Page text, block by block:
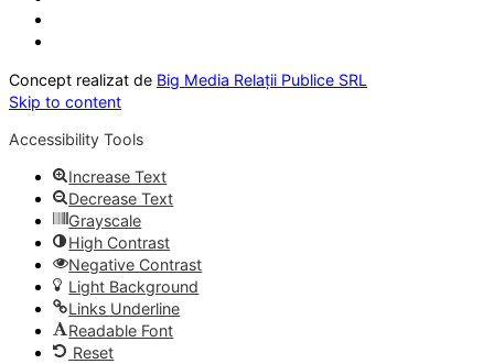
Concept realizat de Big Media Relații Publice SRL
Skip to content
Accessibility Tools
Increase Text
Decrease Text
Grayscale
High Contrast
Negative Contrast
Light Background
Links Underline
Readable Font
Reset